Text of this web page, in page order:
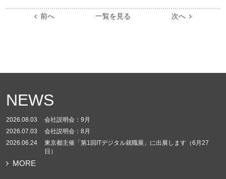
前へ 一覧を見る 次へ
NEWS
2026.08.03
会社説明会：9月
2026.07.03
会社説明会：8月
2026.06.24
東京都主催「第1回ITデジタル就職展」に出展します（6月27
日）
MORE